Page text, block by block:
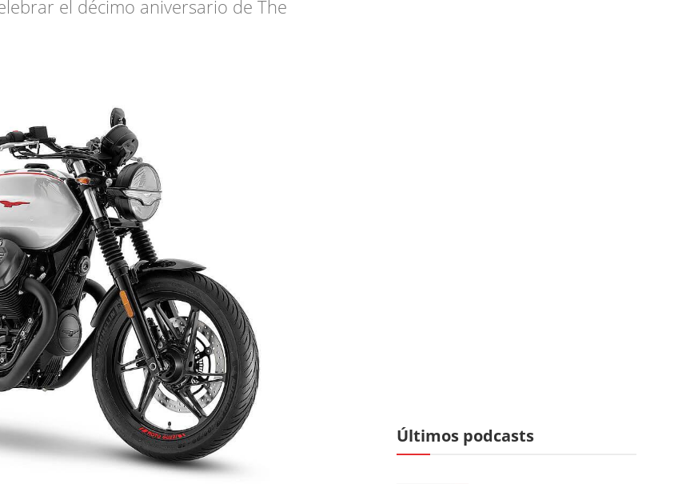
el décimo aniversario de The
Últimos podcasts